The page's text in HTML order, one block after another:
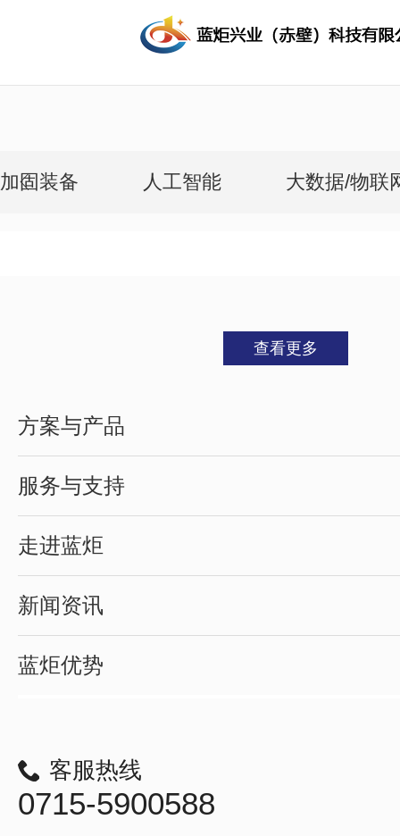
加固装备 人工智能 大数据/物联
查看更多
方案与产品
服务与支持
走进蓝炬
新闻资讯
蓝炬优势
客服热线
0715-5900588